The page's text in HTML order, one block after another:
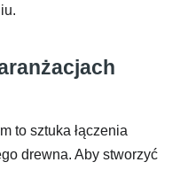
to sztuka łączenia
drewna. Aby stworzyć